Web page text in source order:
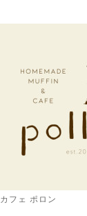
カフェ ポロン